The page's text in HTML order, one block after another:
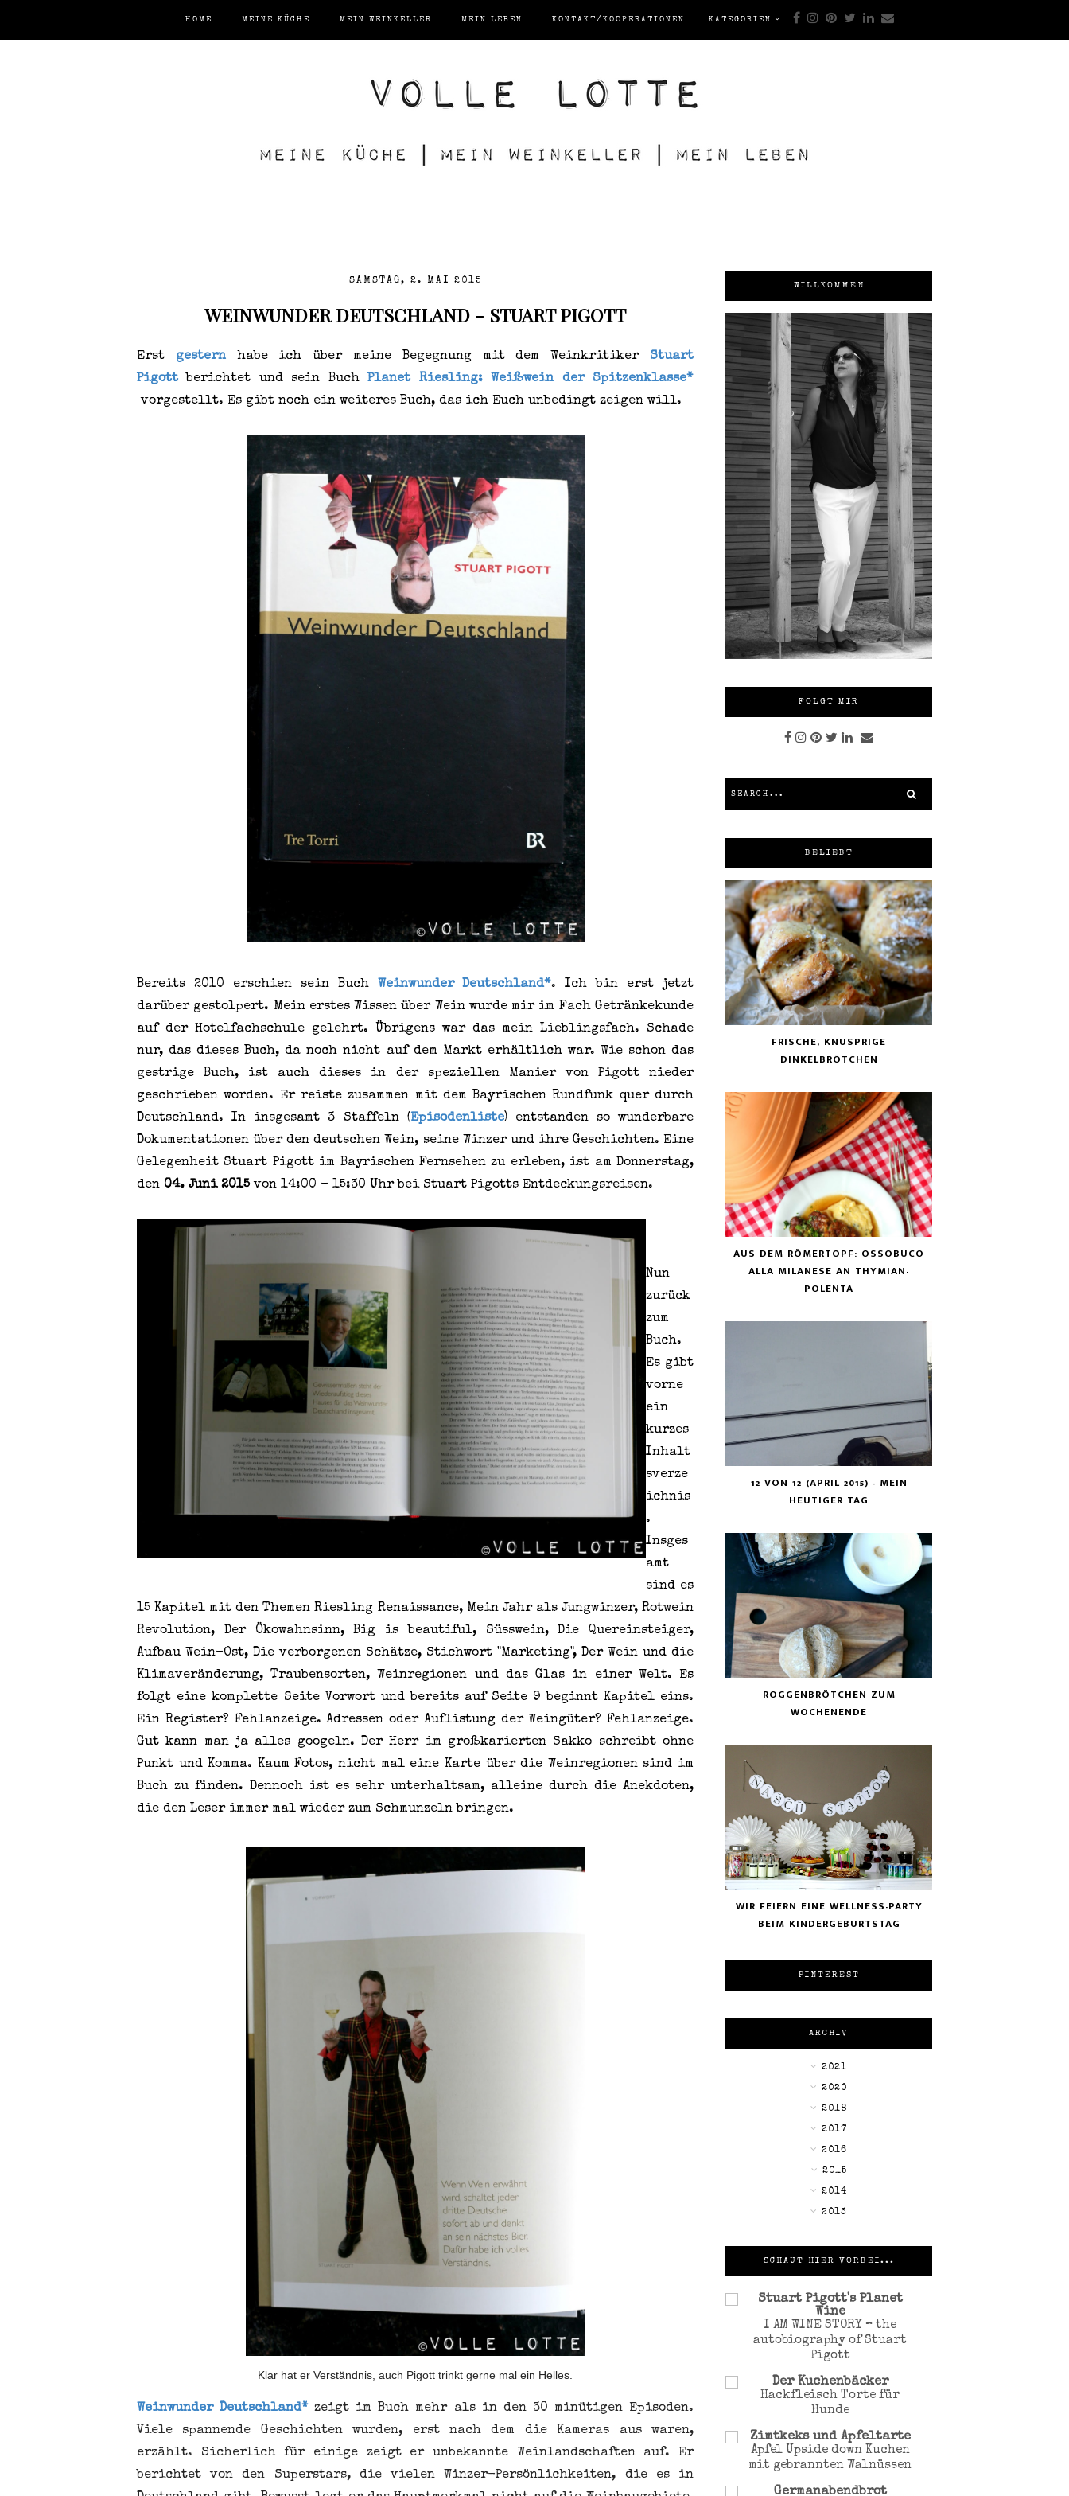
HOME MEINE KÜCHE MEIN WEINKELLER MEIN LEBEN KONTAKT/KOOPERATIONEN KATEGORIEN
SAMSTAG, 2. MAI 2015
WEINWUNDER DEUTSCHLAND - STUART PIGOTT
Erst gesternhabe ich über meine Begegnung mit dem Weinkritiker Stuart
Pigottberichtet und sein BuchPlanet Riesling: Weißwein der Spitzenklasse*
vorgestellt. Es gibt noch ein weiteres Buch, das ich Euch unbedingt zeigen will.
Bereits 2010 erschien sein Buch Weinwunder Deutschland*. Ich bin erst jetzt
darüber gestolpert. Mein erstes Wissen über Wein wurde mir im Fach Getränkekunde
auf der Hotelfachschule gelehrt. Übrigens war das mein Lieblingsfach. Schade
nur, das dieses Buch, da noch nicht auf dem Markt erhältlich war. Wie schon das
gestrige Buch, ist auch dieses in der speziellen Manier von Pigott nieder
geschrieben worden. Er reiste zusammen mit dem Bayrischen Rundfunk quer durch
Deutschland. In insgesamt 3 Staffeln (Episodenliste) entstanden so wunderbare
Dokumentationen über den deutschen Wein, seine Winzer und ihre Geschichten. Eine
Gelegenheit Stuart Pigott im Bayrischen Fernsehen zu erleben, ist am Donnerstag,
den 04. Juni 2015von 14:00 - 15:30 Uhr bei Stuart Pigotts Entdeckungsreisen.
Nun
zurück
zum
Buch.
Es gibt
vorne
ein
kurzes
Inhalt
sverze
ichnis
.
Insges
amt
sind es
15 Kapitel mit den Themen Riesling Renaissance, Mein Jahr als Jungwinzer, Rotwein
Revolution, Der Ökowahnsinn, Big is beautiful, Süsswein, Die Quereinsteiger,
Aufbau Wein-Ost, Die verborgenen Schätze, Stichwort "Marketing", Der Wein und die
Klimaveränderung, Traubensorten, Weinregionen und das Glas in einer Welt. Es
folgt eine komplette Seite Vorwort und bereits auf Seite 9 beginnt Kapitel eins.
Ein Register? Fehlanzeige. Adressen oder Auflistung der Weingüter? Fehlanzeige.
Gut kann man ja alles googeln. Der Herr im großkarierten Sakko schreibt ohne
Punkt und Komma. Kaum Fotos, nicht mal eine Karte über die Weinregionen sind im
Buch zu finden. Dennoch ist es sehr unterhaltsam, alleine durch die Anekdoten,
die den Leser immer mal wieder zum Schmunzeln bringen.
Klar hat er Verständnis, auch Pigott trinkt gerne mal ein Helles.
Weinwunder Deutschland*zeigt im Buch mehr als in den 30 minütigen Episoden.
Viele spannende Geschichten wurden, erst nach dem die Kameras aus waren,
erzählt. Sicherlichfür einige zeigt er unbekannte Weinlandschaften auf. Er
berichtet von den Superstars, die vielen Winzer-Persönlichkeiten, die es in
WILLKOMMEN
FOLGT MIR
BELIEBT
FRISCHE, KNUSPRIGE
DINKELBRÖTCHEN
AUS DEM RÖMERTOPF: OSSOBUCO
ALLA MILANESE AN THYMIAN-
POLENTA
12 VON 12 (APRIL 2015) - MEIN
HEUTIGER TAG
ROGGENBRÖTCHEN ZUM
WOCHENENDE
WIR FEIERN EINE WELLNESS-PARTY
BEIM KINDERGEBURTSTAG
PINTEREST
ARCHIV
►2021
►2020
►2018
►2017
►2016
▼2015
►2014
►2013
SCHAUT HIER VORBEI...
Stuart Pigott's Planet
Wine
I AM WINE STORY – the
autobiography of Stuart
Pigott
Der Kuchenbäcker
Hackfleisch Torte für
Hunde
Zimtkeks und Apfeltarte
Apfel Upside down Kuchen
mit gebrannten Walnüssen
Germanabendbrot